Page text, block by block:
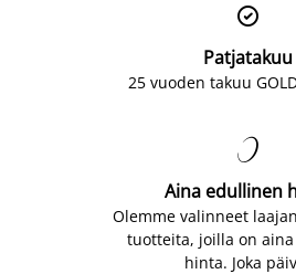

Patjatakuu
25 vuoden takuu

Aina edullinen
Olemme valinneet
tuotteita, joilla on
hinta. Joka